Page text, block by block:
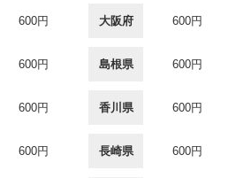
600円 大阪府 600円
600円 島根県 600円
600円 香川県 600円
600円 長崎県 600円